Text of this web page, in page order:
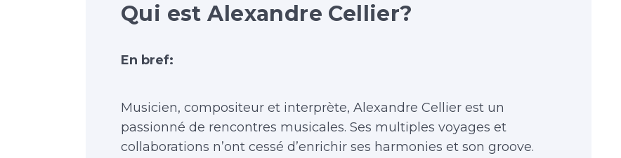
Qui est Alexandre Cellier?
En bref:
Musicien, compositeur et interprète, Alexandre Cellier est un
passionné de rencontres musicales. Ses multiples voyages et
collaborations n’ont cessé d’enrichir ses harmonies et son groove.